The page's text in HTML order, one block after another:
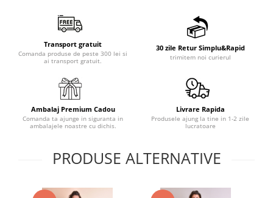
Transport gratuit
Comanda produse de peste 300 lei si
ai transport gratuit.
30 zile Retur Simplu&Rapid
trimitem noi curierul
Ambalaj Premium Cadou
Comanda ta ajunge in siguranta in
ambalajele noastre cu dichis.
Livrare Rapida
Produsele ajung la tine in 1-2 zile
lucratoare
PRODUSE ALTERNATIVE